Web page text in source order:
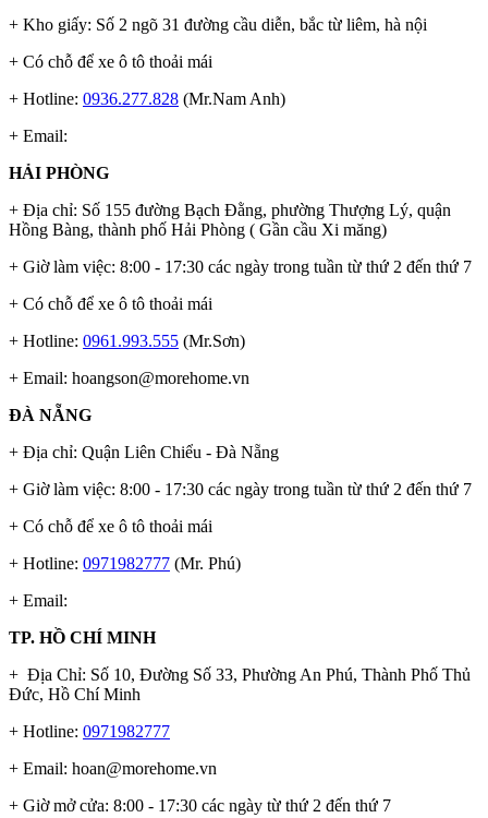
+ Kho giấy: Số 2 ngõ 31 đường cầu diễn, bắc từ liêm, hà nội
+ Có chỗ để xe ô tô thoải mái
+ Hotline: 0936.277.828 (Mr.Nam Anh)
+ Email:
HẢI PHÒNG
+ Địa chỉ: Số 155 đường Bạch Đằng, phường Thượng Lý, quận
Hồng Bàng, thành phố Hải Phòng ( Gần cầu Xi măng)
+ Giờ làm việc: 8:00 - 17:30 các ngày trong tuần từ thứ 2 đến thứ 7
+ Có chỗ để xe ô tô thoải mái
+ Hotline: 0961.993.555 (Mr.Sơn)
+ Email: hoangson@morehome.vn
ĐÀ NẴNG
+ Địa chỉ: Quận Liên Chiểu - Đà Nẵng
+ Giờ làm việc: 8:00 - 17:30 các ngày trong tuần từ thứ 2 đến thứ 7
+ Có chỗ để xe ô tô thoải mái
+ Hotline: 0971982777 (Mr. Phú)
+ Email:
TP. HỒ CHÍ MINH
+ Địa Chỉ: Số 10, Đường Số 33, Phường An Phú, Thành Phố Thủ
Đức, Hồ Chí Minh
+ Hotline: 0971982777
+ Email: hoan@morehome.vn
+ Giờ mở cửa: 8:00 - 17:30 các ngày từ thứ 2 đến thứ 7